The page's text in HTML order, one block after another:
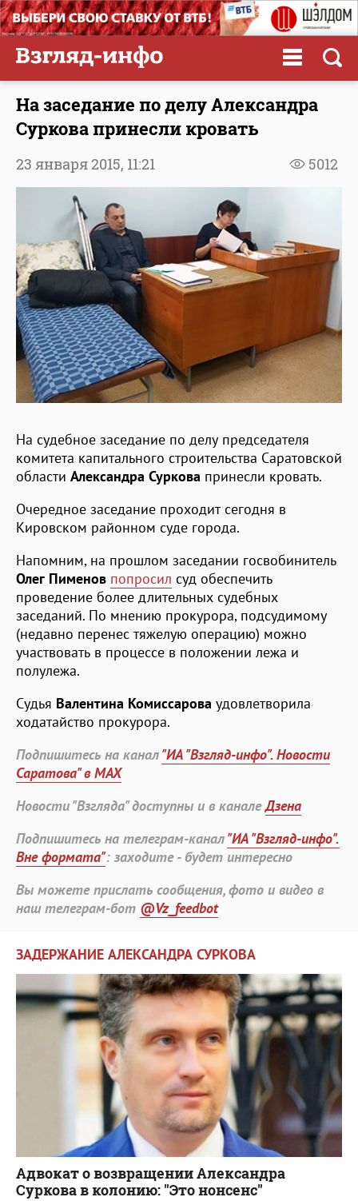
На заседание по делу Александра
Суркова принесли кровать
5012
23 января 2015, 11:21
На судебное заседание по делу председателя
комитета капитального строительства Саратовской
области Александра Суркова принесли кровать.
Очередное заседание проходит сегодня в
Кировском районном суде города.
Напомним, на прошлом заседании госвобинитель
Олег Пименов попросил суд обеспечить
проведение более длительных судебных
заседаний. По мнению прокурора, подсудимому
(недавно перенес тяжелую операцию) можно
участвовать в процессе в положении лежа и
полулежа.
Судья Валентина Комиссарова удовлетворила
ходатайство прокурора.
Подпишитесь на канал"ИА "Взгляд-инфо". Новости
Саратова" в MAX
Новости "Взгляда" доступны и в каналеДзена
Подпишитесь на телеграм-канал"ИА "Взгляд-инфо".
Вне формата": заходите - будет интересно
Вы можете прислать сообщения, фото и видео в
наш телеграм-бот @Vz_feedbot
ЗАДЕРЖАНИЕ АЛЕКСАНДРА СУРКОВА
Адвокат о возвращении Александра
Суркова в колонию: "Это нонсенс"